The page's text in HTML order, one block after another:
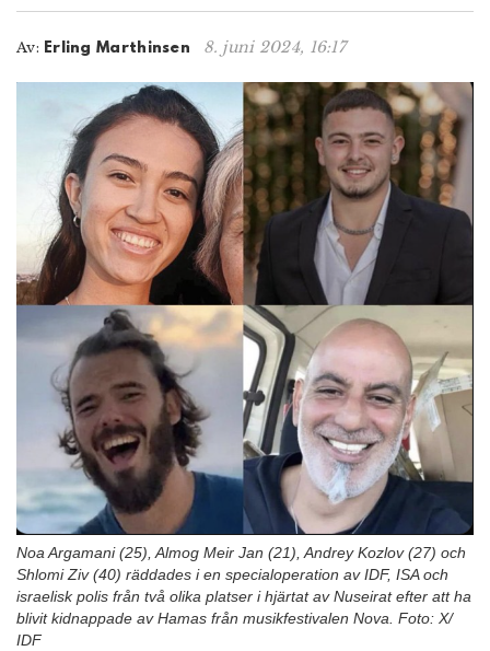
g
t
i
n
Av: Erling Marthinsen 8. juni 2024, 16:17
Noa Argamani (25), Almog Meir Jan (21), Andrey Kozlov (27) och
Shlomi Ziv (40) räddades i en specialoperation av IDF, ISA och
israelisk polis från två olika platser i hjärtat av Nuseirat efter att ha
blivit kidnappade av Hamas från musikfestivalen Nova. Foto: X/
IDF